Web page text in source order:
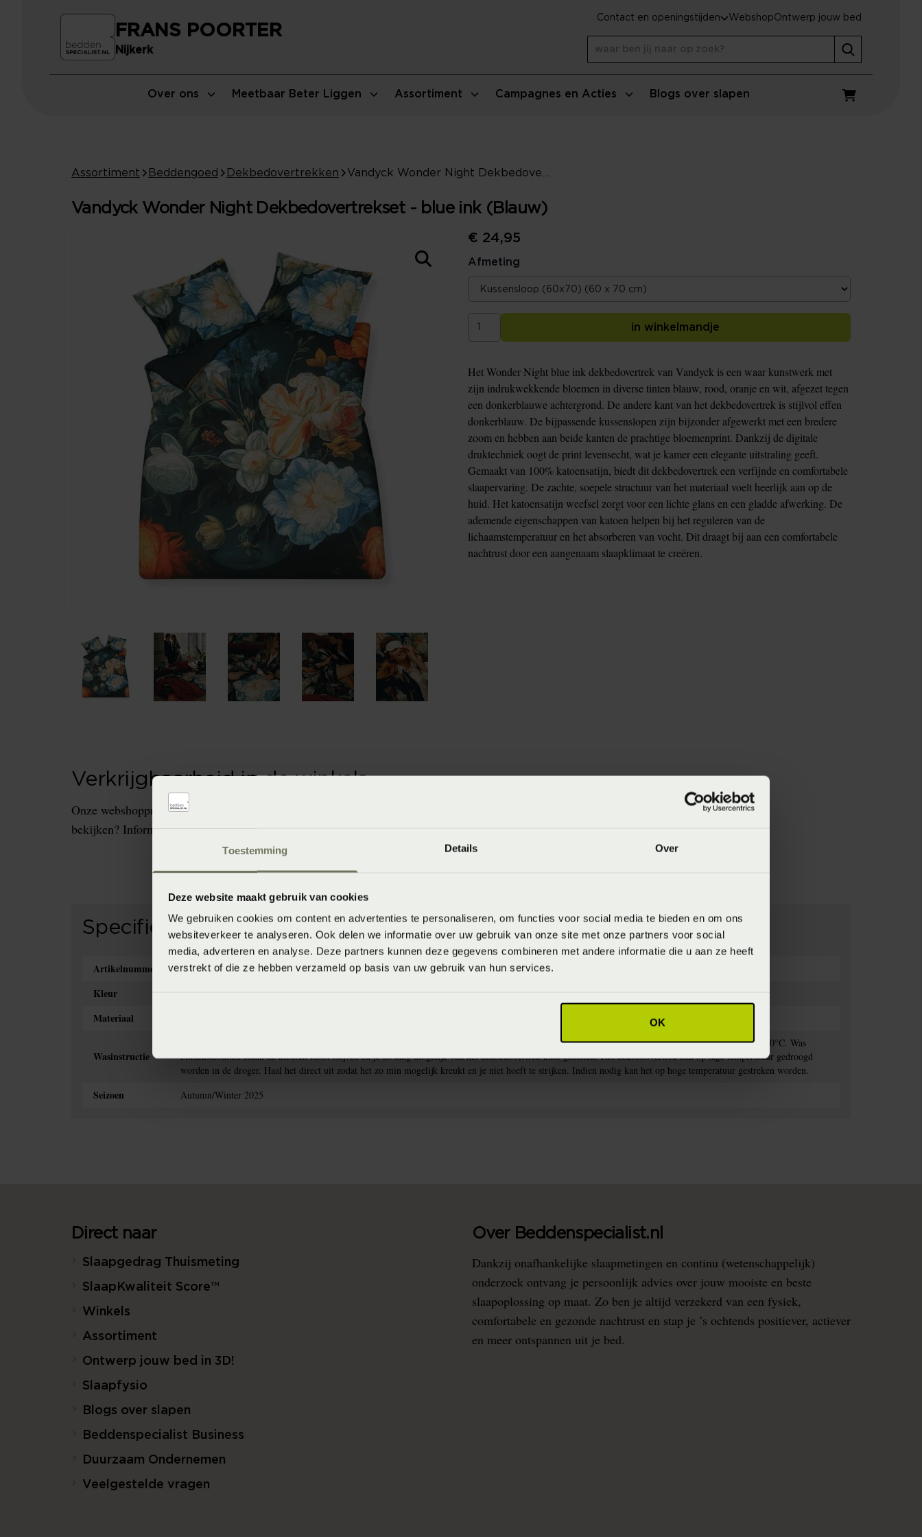
Toestemming Details Over
Deze website maakt gebruik van cookies
We gebruiken cookies om content en advertenties te personaliseren, om functies voor social media te bieden en om ons
websiteverkeer te analyseren. Ook delen we informatie over uw gebruik van onze site met onze partners voor social
media, adverteren en analyse. Deze partners kunnen deze gegevens combineren met andere informatie die u aan ze heeft
verstrekt of die ze hebben verzameld op basis van uw gebruik van hun services.
OK
Over ons Meetbaar Beter Liggen Assortiment Campagnes en Acties Blogs over slapen
Winkelwagen
FRANS POORTER
Nijkerk
Contact en openingstijden WebshopOntwerp jouw bed
Assortiment Beddengoed Dekbedovertrekken
Vandyck Wonder Night Dekbedovertrekset - blue ink (Blauw)
€ 24,95
Afmeting
in winkelmandje
Het Wonder Night blue ink dekbedovertrek van Vandyck is een waar kunstwerk met
zijn indrukwekkende bloemen in diverse tinten blauw, rood, oranje en wit, afgezet tegen
een donkerblauwe achtergrond. De andere kant van het dekbedovertrek is stijlvol effen
donkerblauw. De bijpassende kussenslopen zijn bijzonder afgewerkt met een bredere
zoom en hebben aan beide kanten de prachtige bloemenprint. Dankzij de digitale
druktechniek oogt de print levensecht, wat je kamer een elegante uitstraling geeft.
Gemaakt van 100% katoensatijn, biedt dit dekbedovertrek een verfijnde en comfortabele
slaapervaring. De zachte, soepele structuur van het materiaal voelt heerlijk aan op de
huid. Het katoensatijn weefsel zorgt voor een lichte glans en een gladde afwerking. De
ademende eigenschappen van katoen helpen bij het reguleren van de
lichaamstemperatuur en het absorberen van vocht. Dit draagt bij aan een comfortabele
nachtrust door een aangenaam slaapklimaat te creëren.
Verkrijgbaarheid in de winkels
Onze webshopproducten zijn niet altijd verkrijgbaar in de winkel. Wil je het product in de winkel
bekijken? Informeer dan eerst naar de beschikbaarheid.
Specificaties
Artikelnummer 8718471532648
Kleur
Materiaal
Wasinstructie
Het is aan te bevelen om dekbedovertrekken met donkere kleuren te wassen op maximaal 40°C en dekbedovertrekken met lichte kleuren op maximaal 60°C. Was
binnenstebuiten zodat de kleuren mooi blijven en je zo lang mogelijk van het dekbedovertrek kunt genieten. Het dekbedovertrek kan op lage temperatuur gedroogd
worden in de droger. Haal het direct uit zodat het zo min mogelijk kreukt en je niet hoeft te strijken. Indien nodig kan het op hoge temperatuur gestreken worden.
Seizoen Autumn/Winter 2025
Direct naar
Slaapgedrag Thuismeting
SlaapKwaliteit Score™
Winkels
Assortiment
Ontwerp jouw bed in 3D!
Slaapfysio
Blogs over slapen
Beddenspecialist Business
Duurzaam Ondernemen
Veelgestelde vragen
Over Beddenspecialist.nl
Dankzij onafhankelijke slaapmetingen en continu (wetenschappelijk)
onderzoek ontvang je persoonlijk advies over jouw mooiste en beste
slaapoplossing op maat. Zo ben je altijd verzekerd van een fysiek,
comfortabele en gezonde nachtrust en stap je ’s ochtends positiever, actiever
en meer ontspannen uit je bed.